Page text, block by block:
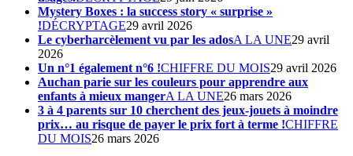
Mystery Boxes : la success story « surprise »
!DÉCRYPTAGE29 avril 2026
Le cyberharcèlement vu par les adosA LA UNE29 avril
2026
Un n°1 également n°6 !CHIFFRE DU MOIS29 avril 2026
Auchan parie sur les couleurs pour apprendre aux
enfants à mieux mangerA LA UNE26 mars 2026
3 à 4 parents sur 10 cherchent des jeux-jouets à moindre
prix… au risque de payer le prix fort à terme !CHIFFRE
DU MOIS26 mars 2026